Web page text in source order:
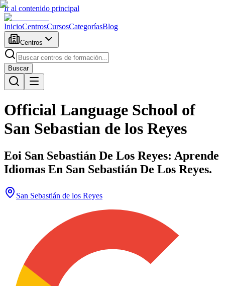
Ir al contenido principal
InicioCentrosCursosCategoríasBlog
Centros
Buscar
Official Language School of
San Sebastian de los Reyes
Eoi San Sebastián De Los Reyes: Aprende
Idiomas En San Sebastián De Los Reyes.
San Sebastián de los Reyes